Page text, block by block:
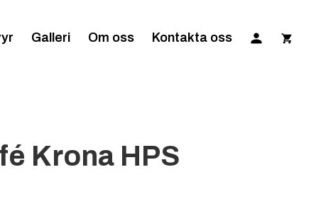
Galleri Om oss Kontakta oss
Krona HPS